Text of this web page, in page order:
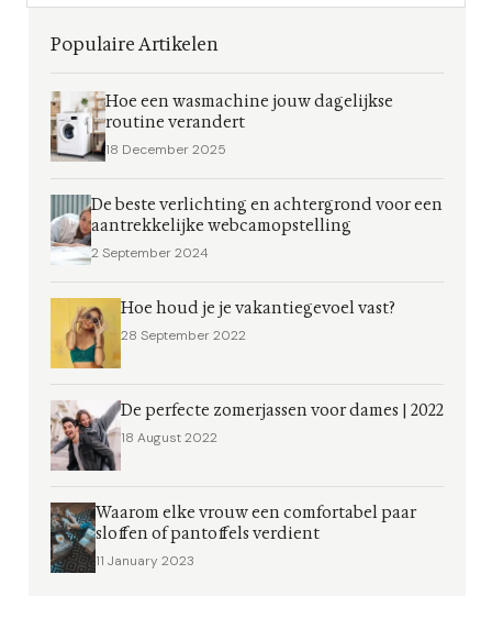
Populaire Artikelen
Hoe een wasmachine jouw dagelijkse
routine verandert
18 December 2025
De beste verlichting en achtergrond voor een
aantrekkelijke webcamopstelling
2 September 2024
Hoe houd je je vakantiegevoel vast?
28 September 2022
De perfecte zomerjassen voor dames | 2022
18 August 2022
Waarom elke vrouw een comfortabel paar
sloffen of pantoffels verdient
11 January 2023